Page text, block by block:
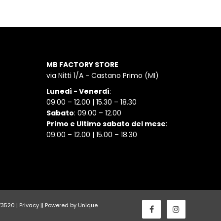
MB FACTORY STORE
via Nitti 1/A - Castano Primo (MI)
Lunedì - Venerdì:
09.00 – 12.00 | 15.30 – 18.30
Sabato: 09.00 – 12.00
Primo e Ultimo sabato del mese:
09.00 – 12.00 | 15.00 – 18.30
| Privacy || Powered by Unique